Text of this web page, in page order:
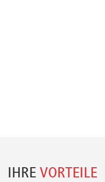
IHRE VORTEILE